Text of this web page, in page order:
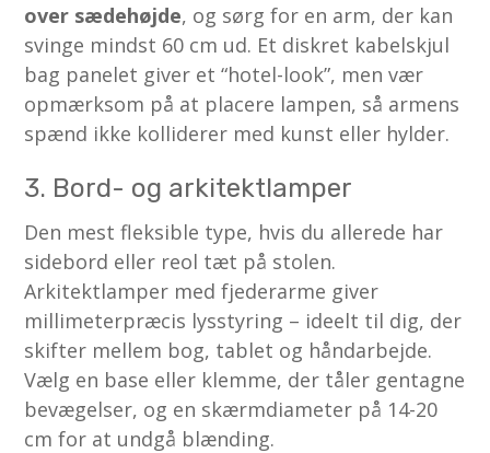
over sædehøjde, og sørg for en arm, der kan
svinge mindst 60 cm ud. Et diskret kabelskjul
bag panelet giver et “hotel-look”, men vær
opmærksom på at placere lampen, så armens
spænd ikke kolliderer med kunst eller hylder.
3. Bord- og arkitektlamper
Den mest fleksible type, hvis du allerede har
sidebord eller reol tæt på stolen.
Arkitektlamper med fjederarme giver
millimeterpræcis lysstyring – ideelt til dig, der
skifter mellem bog, tablet og håndarbejde.
Vælg en base eller klemme, der tåler gentagne
bevægelser, og en skærmdiameter på 14-20
cm for at undgå blænding.